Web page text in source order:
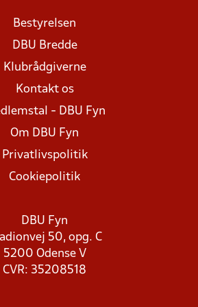
Bestyrelsen
DBU Bredde
Klubrådgiverne
Kontakt os
- DBU Fyn
Om DBU Fyn
Privatlivspolitik
Cookiepolitik
DBU Fyn
50, opg. C
5200 Odense V
CVR: 35208518